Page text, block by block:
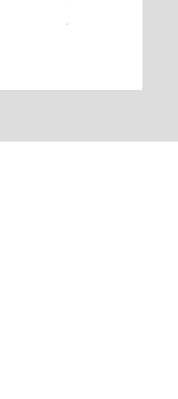
Prix
465,00 $